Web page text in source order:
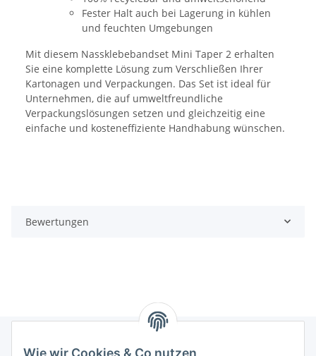
Fester Halt auch bei Lagerung in kühlen
und feuchten Umgebungen
Mit diesem Nassklebebandset Mini Taper 2 erhalten
Sie eine komplette Lösung zum Verschließen Ihrer
Kartonagen und Verpackungen. Das Set ist ideal für
Unternehmen, die auf umweltfreundliche
Verpackungslösungen setzen und gleichzeitig eine
einfache und kosteneffiziente Handhabung wünschen.
Bewertungen